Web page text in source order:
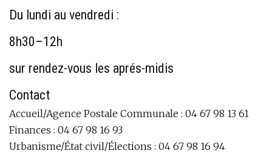
Du lundi au vendredi :
8h30–12h
sur rendez-vous les aprés-midis
Contact
Accueil/Agence Postale Communale : 04 67 98 13 61
Finances : 04 67 98 16 93
Urbanisme/État civil/Élections : 04 67 98 16 94